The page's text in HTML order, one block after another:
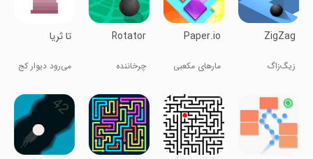
ZigZag
زیگ‌زاگ
Paper.io
مارهای مکعبی
Rotator
چرخاننده
تا ثریا
می‌رود دیوار کج